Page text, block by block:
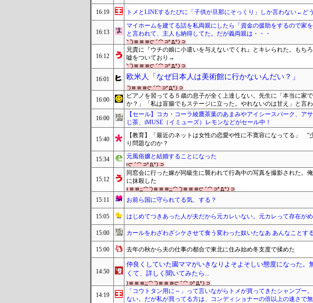
16:19 トメとLINEするたびに「子供が旦那にそっくり」しか言わない←ど
16:13
マイホームを建てる話を私両親にしたら「資金の援助をするので家
と言われて、主人も納得してた。だが義両親は・・・
16:12
兄貴に『ウチの娘に小遣いを与えないでくれ』とキレられた。もち
嘘をついており→
16:01 欧米人「なぜ日本人は美術館に行かないんだい？」
16:00
ピアノを習ってる５歳の息子が全く上達しない。先生に「本当に家
か？」「私は盲腸でもステージに立った。やれないのは甘え」と言
16:00
【セール】コカ・コーラ綾鷹茶葉のあまみやアイシースパーク、ア
じ茶、iMUSE（イミューズ）レモンなどがセール中！
15:40
【教育】「最近のネットは女性の恋愛や性に不寛容になってる」 “
り問題なのか？
15:34 元風俗嬢と結婚することになった
15:12
同窓会に行った嫁が同級生に襲われて行為中の写真を撮影された。
に抹殺した
15:11 お前ら国に守られてる気、する？
15:05 はじめてつきあった人が夫だから元カレいない。元カレって存在が
15:00 カールをわざわざシケさせて食う変わった奴いたなあ あんなことす
15:00 去年の秋から夫の仕事の都合で東北に住み始め冬支度で揉めた
14:50
仲良くしていた園ママがいきなりよそよそしい態度になった。
くて、詳しく聞いてみたら...
14:19
「コウトタン用に～」って言いながらトメが買ってきたシャンプー
ない。だが私が買ってる方は、コンディショナーの倍以上の速さで